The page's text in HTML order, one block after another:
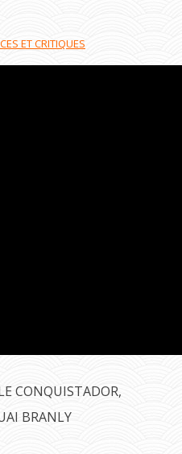
ET CRITIQUES
CONQUISTADOR,
BRANLY